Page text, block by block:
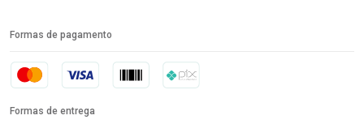
Formas de pagamento
Formas de entrega